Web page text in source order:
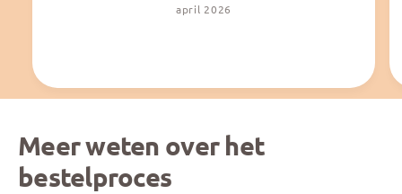
april 2026
Meer weten over het
bestelproces